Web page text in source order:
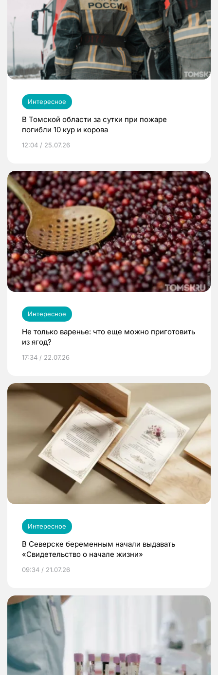
Интересное
В Томской области за сутки при пожаре
погибли 10 кур и корова
12:04 / 25.07.26
Интересное
Не только варенье: что еще можно приготовить
из ягод?
17:34 / 22.07.26
Интересное
В Северске беременным начали выдавать
«Свидетельство о начале жизни»
09:34 / 21.07.26